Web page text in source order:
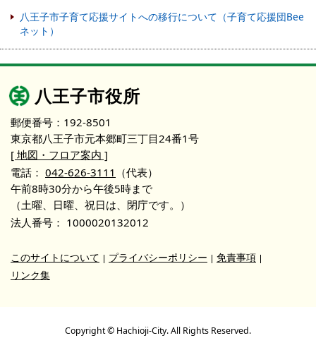
八王子市子育て応援サイトへの移行について（子育て応援団Bee
ネット）
八王子市役所
郵便番号：192-8501
東京都八王子市元本郷町三丁目24番1号
[ 地図・フロア案内 ]
電話： 042-626-3111 （代表）
午前8時30分から午後5時まで
（土曜、日曜、祝日は、閉庁です。）
法人番号： 1000020132012
このサイトについて プライバシーポリシー
免責事項
リンク集
Copyright © Hachioji-City. All Rights Reserved.